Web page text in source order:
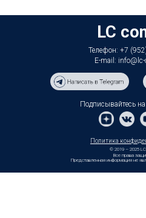
Телефон: +7
Подписывайтесь
Все права
Представленная информация не
LC
Политика
© 2019 – 2025
E-mail: